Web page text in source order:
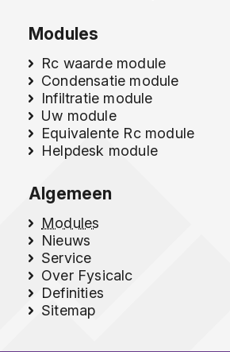
Modules
Rc waarde module
Condensatie module
Infiltratie module
Uw module
Equivalente Rc module
Helpdesk module
Algemeen
Modules
Nieuws
Service
Over Fysicalc
Definities
Sitemap